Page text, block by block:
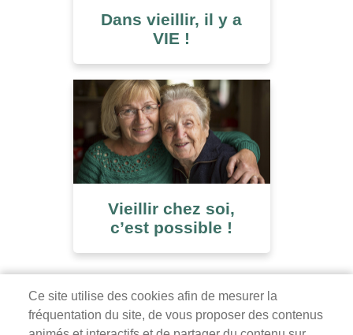
Dans vieillir, il y a
VIE !
Vieillir chez soi,
c’est possible !
Ce site utilise des cookies afin de mesurer la
fréquentation du site, de vous proposer des contenus
Mairie de Survilliers